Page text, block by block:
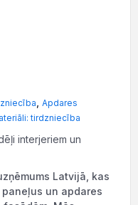
Apdares
tirdzniecība
interjeriem un
Latvijā, kas
un apdares